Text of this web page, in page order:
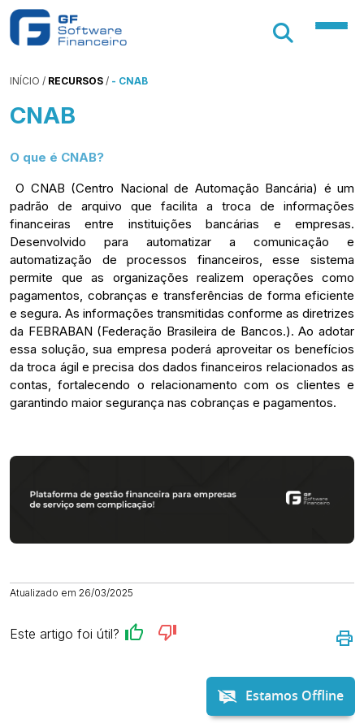
INÍCIO / RECURSOS / - CNAB
CNAB
O que é CNAB?
O CNAB (Centro Nacional de Automação Bancária) é um
padrão de arquivo que facilita a troca de informações
financeiras entre instituições bancárias e empresas.
Desenvolvido para automatizar a comunicação e
automatização de processos financeiros, esse sistema
permite que as organizações realizem operações como
pagamentos, cobranças e transferências de forma eficiente
e segura. As informações transmitidas conforme as diretrizes
da FEBRABAN (Federação Brasileira de Bancos.). Ao adotar
essa solução, sua empresa poderá aproveitar os benefícios
da troca ágil e precisa dos dados financeiros relacionados as
contas, fortalecendo o relacionamento com os clientes e
garantindo maior segurança nas cobranças e pagamentos.
Atualizado em 26/03/2025
Este artigo foi útil?
Estamos Offline